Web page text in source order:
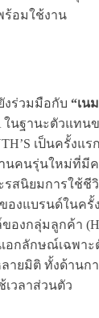
ร้อมใช้งาน
งร่วมมือกับ “เน
ในฐานะตัวแทน
เป็นครั้งแร
นคนรุ่นใหม่ที่มี
สนิยมการใช้ชีวิ
องแบรนด์ในครั้
องกลุ่มลูกค้า
เอกลักษณ์เฉพา
ายมิติ ทั้งด้านก
เวลาส่วนตัว